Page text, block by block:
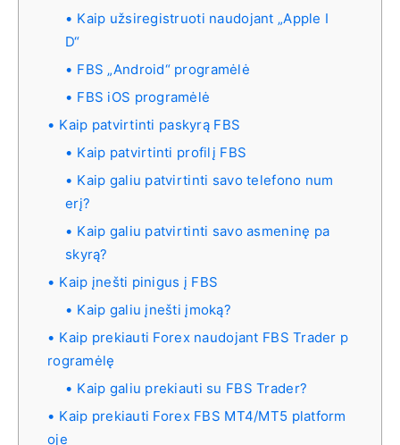
Kaip užsiregistruoti naudojant „Apple I
D“
FBS „Android“ programėlė
FBS iOS programėlė
Kaip patvirtinti paskyrą FBS
Kaip patvirtinti profilį FBS
Kaip galiu patvirtinti savo telefono num
erį?
Kaip galiu patvirtinti savo asmeninę pa
skyrą?
Kaip įnešti pinigus į FBS
Kaip galiu įnešti įmoką?
Kaip prekiauti Forex naudojant FBS Trader p
rogramėlę
Kaip galiu prekiauti su FBS Trader?
Kaip prekiauti Forex FBS MT4/MT5 platform
oje